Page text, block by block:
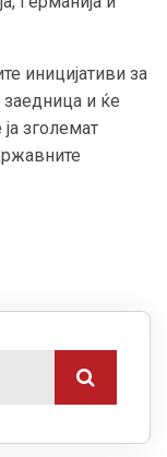
иницијативи за
и ќе
зголемат